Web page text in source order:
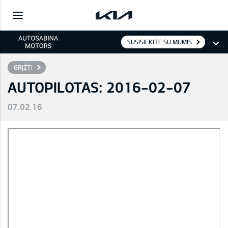
SUSISIEKITE SU MUMIS
GRĮŽTI
AUTOPILOTAS: 2016-02-07
07.02.16